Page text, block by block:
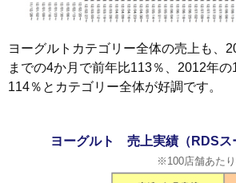
ヨーグルトカテゴリー全体の売上も、
までの4か月で前年比113％、2012年
114％とカテゴリー全体が好調です。
ヨーグルト 売上実績（RDSス
※100店舗あた